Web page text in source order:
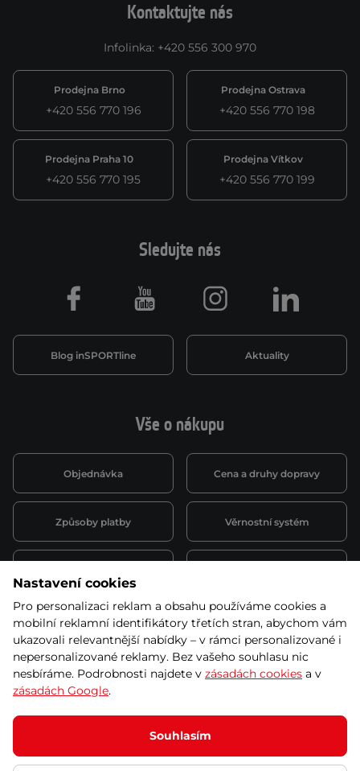
Kontaktujte nás
Infolinka: +420 556 300 970
Prodejna Brno
+420 556 770 196
Prodejna Ostrava
+420 556 770 198
Prodejna Praha 10
+420 556 770 195
Prodejna Vítkov
+420 556 770 199
Vše o nákupu
Objednávka Cena a druhy dopravy
Způsoby platby Věrnostní systém
Půjčovna
obchodní podmínky
Kariéra
Sledujte nás
Blog inSPORTline Aktuality
Facebook Youtube Instagram LinkedIn
© 2026 SEVEN SPORT s.r.o Všechna práva vyhrazena
Podle zákona o evidenci tržeb je prodávající povinen vystavit
kupujícímu účtenku.
Zároveň je povinen zaevidovat přijatou tržbu u správce daně online; v
Nastavení cookies
Pro personalizaci reklam a obsahu používáme cookies a
mobilní reklamní identifikátory třetích stran, abychom vám
ukazovali relevantnější nabídky – v rámci personalizované i
nepersonalizované reklamy. Bez vašeho souhlasu nic
nesbíráme. Podrobnosti najdete v zásadách cookies a v
zásadách Google.
Souhlasím